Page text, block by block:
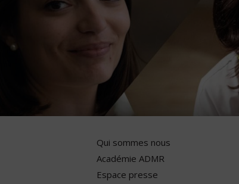
Qui sommes nous
Académie ADMR
Espace presse